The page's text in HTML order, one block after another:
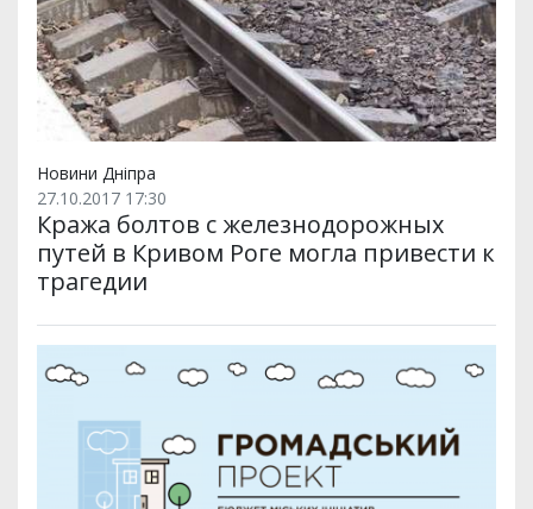
Новини Дніпра
27.10.2017 17:30
Кража болтов с железнодорожных
путей в Кривом Роге могла привести к
трагедии